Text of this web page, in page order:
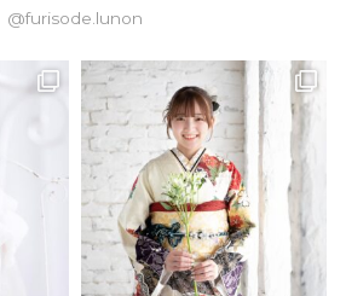
@furisode.lunon